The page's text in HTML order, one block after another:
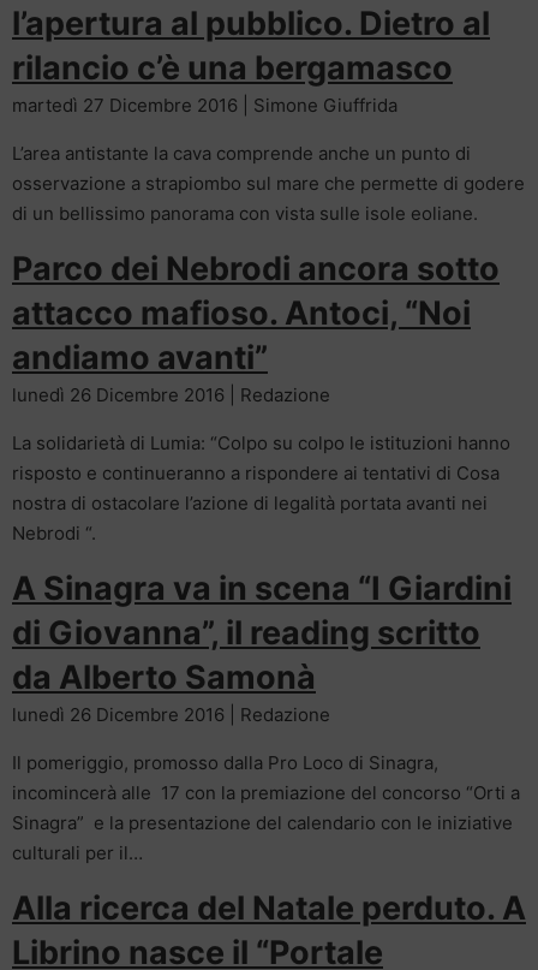
l’apertura al pubblico. Dietro al
rilancio c’è una bergamasco
martedì 27 Dicembre 2016 | Simone Giuffrida
L’area antistante la cava comprende anche un punto di
osservazione a strapiombo sul mare che permette di godere
di un bellissimo panorama con vista sulle isole eoliane.
Parco dei Nebrodi ancora sotto
attacco mafioso. Antoci, “Noi
andiamo avanti”
lunedì 26 Dicembre 2016 | Redazione
La solidarietà di Lumia: “Colpo su colpo le istituzioni hanno
risposto e continueranno a rispondere ai tentativi di Cosa
nostra di ostacolare l’azione di legalità portata avanti nei
Nebrodi “.
A Sinagra va in scena “I Giardini
di Giovanna”, il reading scritto
da Alberto Samonà
lunedì 26 Dicembre 2016 | Redazione
Il pomeriggio, promosso dalla Pro Loco di Sinagra,
incomincerà alle 17 con la premiazione del concorso “Orti a
Sinagra” e la presentazione del calendario con le iniziative
culturali per il…
Alla ricerca del Natale perduto. A
Librino nasce il “Portale